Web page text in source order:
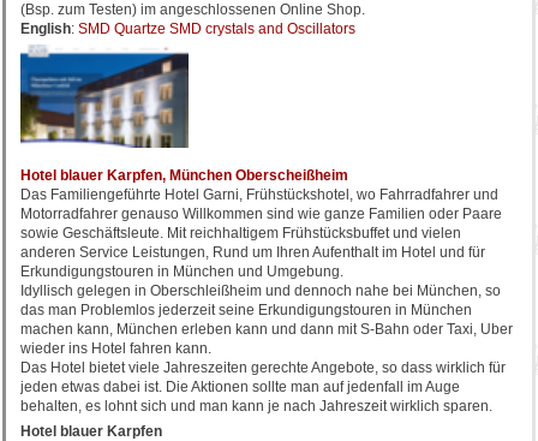
(Bsp. zum Testen) im angeschlossenen Online Shop.
English: SMD Quartze SMD crystals and Oscillators
Hotel blauer Karpfen, München Oberscheißheim
Das Familiengeführte Hotel Garni, Frühstückshotel, wo Fahrradfahrer und
Motorradfahrer genauso Willkommen sind wie ganze Familien oder Paare
sowie Geschäftsleute. Mit reichhaltigem Frühstücksbuffet und vielen
anderen Service Leistungen, Rund um Ihren Aufenthalt im Hotel und für
Erkundigungstouren in München und Umgebung.
Idyllisch gelegen in Oberschleißheim und dennoch nahe bei München, so
das man Problemlos jederzeit seine Erkundigungstouren in München
machen kann, München erleben kann und dann mit S-Bahn oder Taxi, Uber
wieder ins Hotel fahren kann.
Das Hotel bietet viele Jahreszeiten gerechte Angebote, so dass wirklich für
jeden etwas dabei ist. Die Aktionen sollte man auf jedenfall im Auge
behalten, es lohnt sich und man kann je nach Jahreszeit wirklich sparen.
Hotel blauer Karpfen